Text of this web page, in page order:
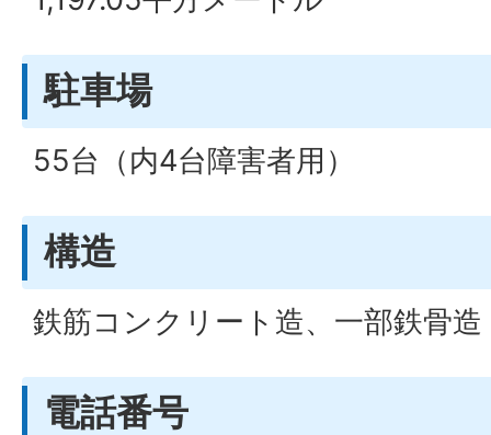
駐車場
55台（内4台障害者用）
構造
鉄筋コンクリート造、一部鉄骨
電話番号